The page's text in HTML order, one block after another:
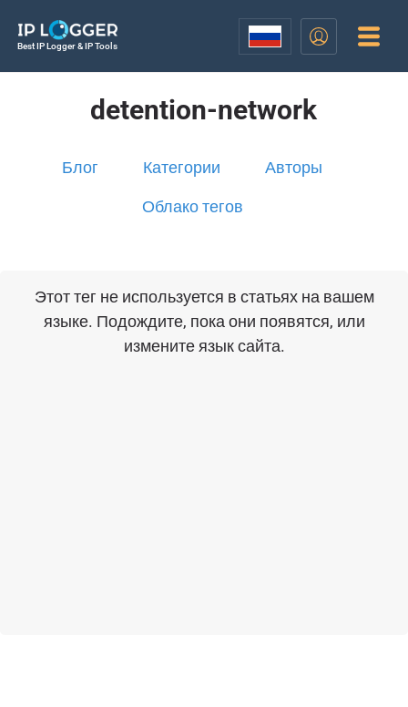
Best IP Logger & IP Tools
detention-network
Блог Категории Авторы
Облако тегов